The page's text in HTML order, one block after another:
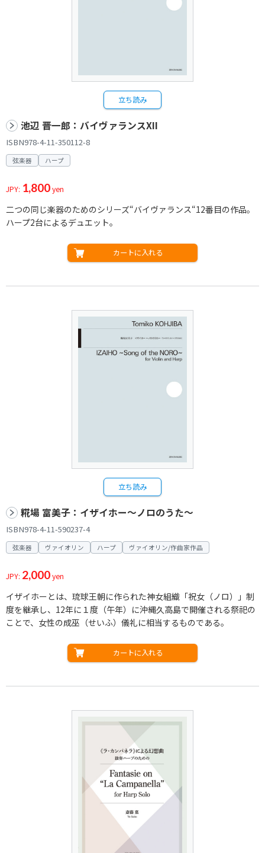
立ち読み
池辺 晋一郎：バイヴァランスXII
ISBN978-4-11-350112-8
弦楽器 ハープ
JPY: 1,800yen
二つの同じ楽器のためのシリーズ“バイヴァランス“12番目の作品。
ハープ2台によるデュエット。
カートに入れる
立ち読み
糀場 富美子：イザイホー～ノロのうた～
ISBN978-4-11-590237-4
弦楽器 ヴァイオリン ハープ ヴァイオリン/作曲家作品
JPY: 2,000yen
イザイホーとは、琉球王朝に作られた神女組織「祝女（ノロ）」制
度を継承し、12年に１度（午年）に沖縄久高島で開催される祭祀の
ことで、女性の成巫（せいふ）儀礼に相当するものである。
カートに入れる